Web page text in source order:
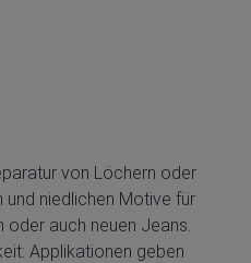
von Löchern oder
und niedlichen Motive für
oder auch neuen Jeans.
Applikationen geben